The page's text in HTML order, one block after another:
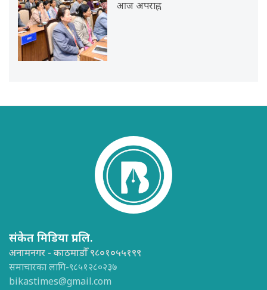
आज अपराह्न
संकेत मिडिया प्रा.लि.
अनामनगर - काठमाडौँ ९८०१०५५१९९
समाचारका लागि-९८५१२८०२३७
bikastimes@gmail.com